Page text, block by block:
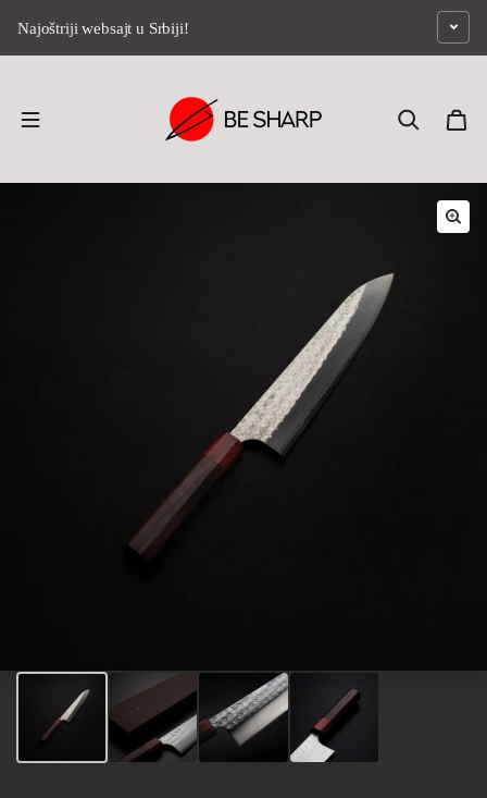
Najoštriji websajt u Srbiji!